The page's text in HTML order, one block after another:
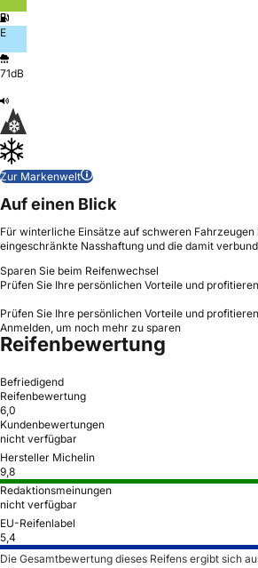
E
71dB
Zur Markenwelt
Auf einen Blick
Für winterliche Einsätze auf schweren
eingeschränkte Nasshaftung und die damit
Sparen Sie beim Reifenwechsel
Prüfen Sie Ihre persönlichen Vorteile und
Prüfen Sie Ihre persönlichen Vorteile und
Anmelden, um noch mehr zu sparen
Reifenbewertung
Befriedigend
Reifenbewertung
6,0
Kundenbewertungen
nicht verfügbar
Hersteller Michelin
9,8
Redaktionsmeinungen
nicht verfügbar
EU-Reifenlabel
5,4
Die Gesamtbewertung dieses Reifens ergibt sich